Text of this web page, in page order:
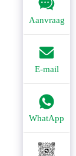
Aanvraag
E-mail
WhatApp